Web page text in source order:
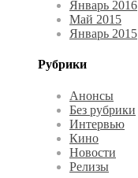
Январь 2016
Май 2015
Январь 2015
Рубрики
Анонсы
Без рубрики
Интервью
Кино
Новости
Релизы